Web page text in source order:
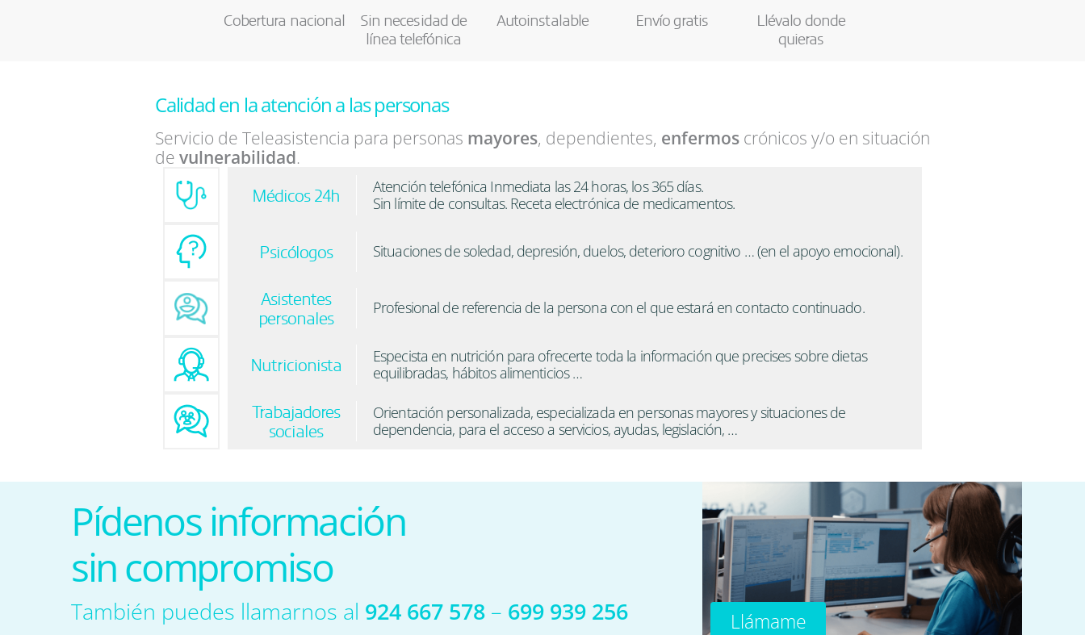
Cobertura nacional
Sin necesidad de
línea telefónica
Autoinstalable Envío gratis
Llévalo donde
quieras
Calidad en la atención a las personas
Servicio de Teleasistencia para personas mayores, dependientes, enfermos crónicos y/o en situación
de vulnerabilidad.
Médicos 24h
Atención telefónica Inmediata las 24 horas, los 365 días.
Sin límite de consultas. Receta electrónica de medicamentos.
Psicólogos Situaciones de soledad, depresión, duelos, deterioro cognitivo … (en el apoyo emocional).
Asistentes
personales
Profesional de referencia de la persona con el que estará en contacto continuado.
Nutricionista
Especista en nutrición para ofrecerte toda la información que precises sobre dietas
equilibradas, hábitos alimenticios …
Trabajadores
sociales
Orientación personalizada, especializada en personas mayores y situaciones de
dependencia, para el acceso a servicios, ayudas, legislación, …
Pídenos información
sin compromiso
También puedes llamarnos al 924 667 578 – 699 939 256 Llámame